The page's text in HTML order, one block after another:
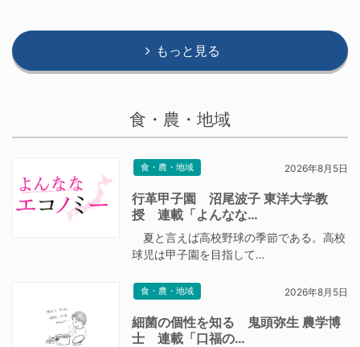
もっと見る
食・農・地域
食・農・地域 2026年8月5日
行革甲子園 沼尾波子 東洋大学教
授 連載「よんなな…
夏と言えば高校野球の季節である。高校
球児は甲子園を目指して…
食・農・地域 2026年8月5日
細菌の個性を知る 鬼頭弥生 農学博
士 連載「口福の…